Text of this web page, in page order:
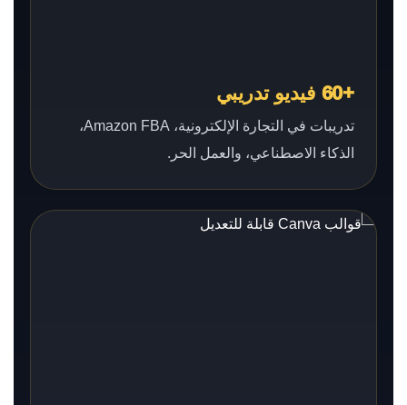
+60 فيديو تدريبي
تدريبات في التجارة الإلكترونية، Amazon FBA،
الذكاء الاصطناعي، والعمل الحر.